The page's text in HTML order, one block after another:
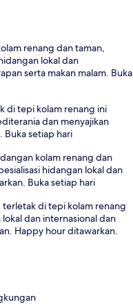
renang dan taman,
lokal dan
serta makan malam. Buka
di tepi kolam renang ini
dan menyajikan
Buka setiap hari
kolam renang dan
hidangan lokal dan
Buka setiap hari
terletak di tepi kolam renang
dan internasional dan
Happy hour ditawarkan.